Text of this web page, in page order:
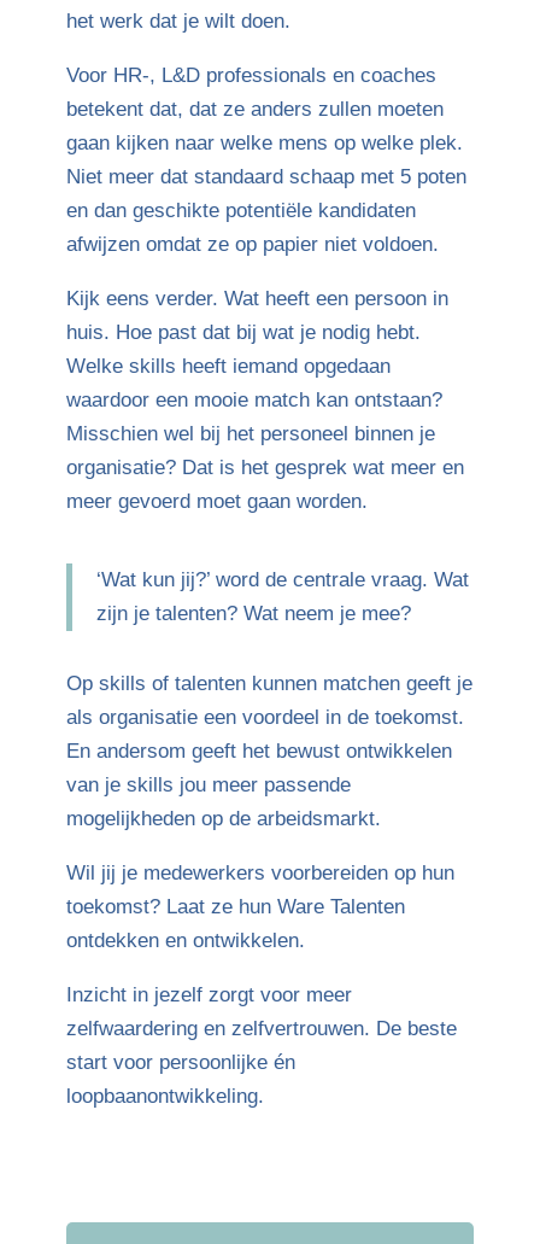
het werk dat je wilt doen.
Voor HR-, L&D professionals en coaches
betekent dat, dat ze anders zullen moeten
gaan kijken naar welke mens op welke plek.
Niet meer dat standaard schaap met 5 poten
en dan geschikte potentiële kandidaten
afwijzen omdat ze op papier niet voldoen.
Kijk eens verder. Wat heeft een persoon in
huis. Hoe past dat bij wat je nodig hebt.
Welke skills heeft iemand opgedaan
waardoor een mooie match kan ontstaan?
Misschien wel bij het personeel binnen je
organisatie? Dat is het gesprek wat meer en
meer gevoerd moet gaan worden.
‘Wat kun jij?’ word de centrale vraag. Wat
zijn je talenten? Wat neem je mee?
Op skills of talenten kunnen matchen geeft je
als organisatie een voordeel in de toekomst.
En andersom geeft het bewust ontwikkelen
van je skills jou meer passende
mogelijkheden op de arbeidsmarkt.
Wil jij je medewerkers voorbereiden op hun
toekomst? Laat ze hun Ware Talenten
ontdekken en ontwikkelen.
Inzicht in jezelf zorgt voor meer
zelfwaardering en zelfvertrouwen. De beste
start voor persoonlijke én
loopbaanontwikkeling.